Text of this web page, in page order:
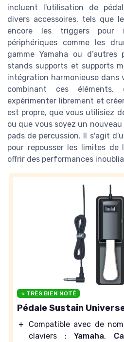
incluent l'utilisation de
divers accessoires, tels que
encore les triggers pour
périphériques comme les
gamme Yamaha ou d’autres
stands supports et supports
intégration harmonieuse dans
combinant ces
expérimenter librement et
est propre, que vous utilisiez
ou que vous soyez un
pads de percussion. Il s'agit
pour repousser les limites de
offrir des performances
⭐ TRÈS BIEN NOTÉ
Pédale Sustain
＋
Compatible avec de
claviers :Yamaha,